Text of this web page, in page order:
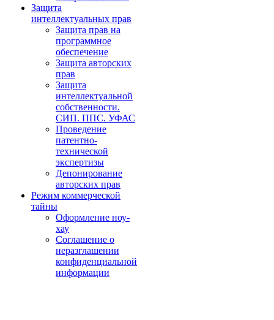
Защита
интеллектуальных прав
Защита прав на
программное
обеспечение
Защита авторских
прав
Защита
интеллектуальной
собственности.
СИП. ППС. УФАС
Проведение
патентно-
технической
экспертизы
Депонирование
авторских прав
Режим коммерческой
тайны
Оформление ноу-
хау
Соглашение о
неразглашении
конфиденциальной
информации